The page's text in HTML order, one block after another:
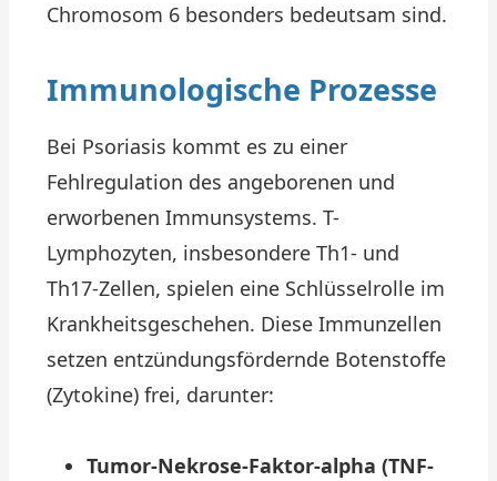
Chromosom 6 besonders bedeutsam sind.
Immunologische Prozesse
Bei Psoriasis kommt es zu einer
Fehlregulation des angeborenen und
erworbenen Immunsystems. T-
Lymphozyten, insbesondere Th1- und
Th17-Zellen, spielen eine Schlüsselrolle im
Krankheitsgeschehen. Diese Immunzellen
setzen entzündungsfördernde Botenstoffe
(Zytokine) frei, darunter:
Tumor-Nekrose-Faktor-alpha (TNF-